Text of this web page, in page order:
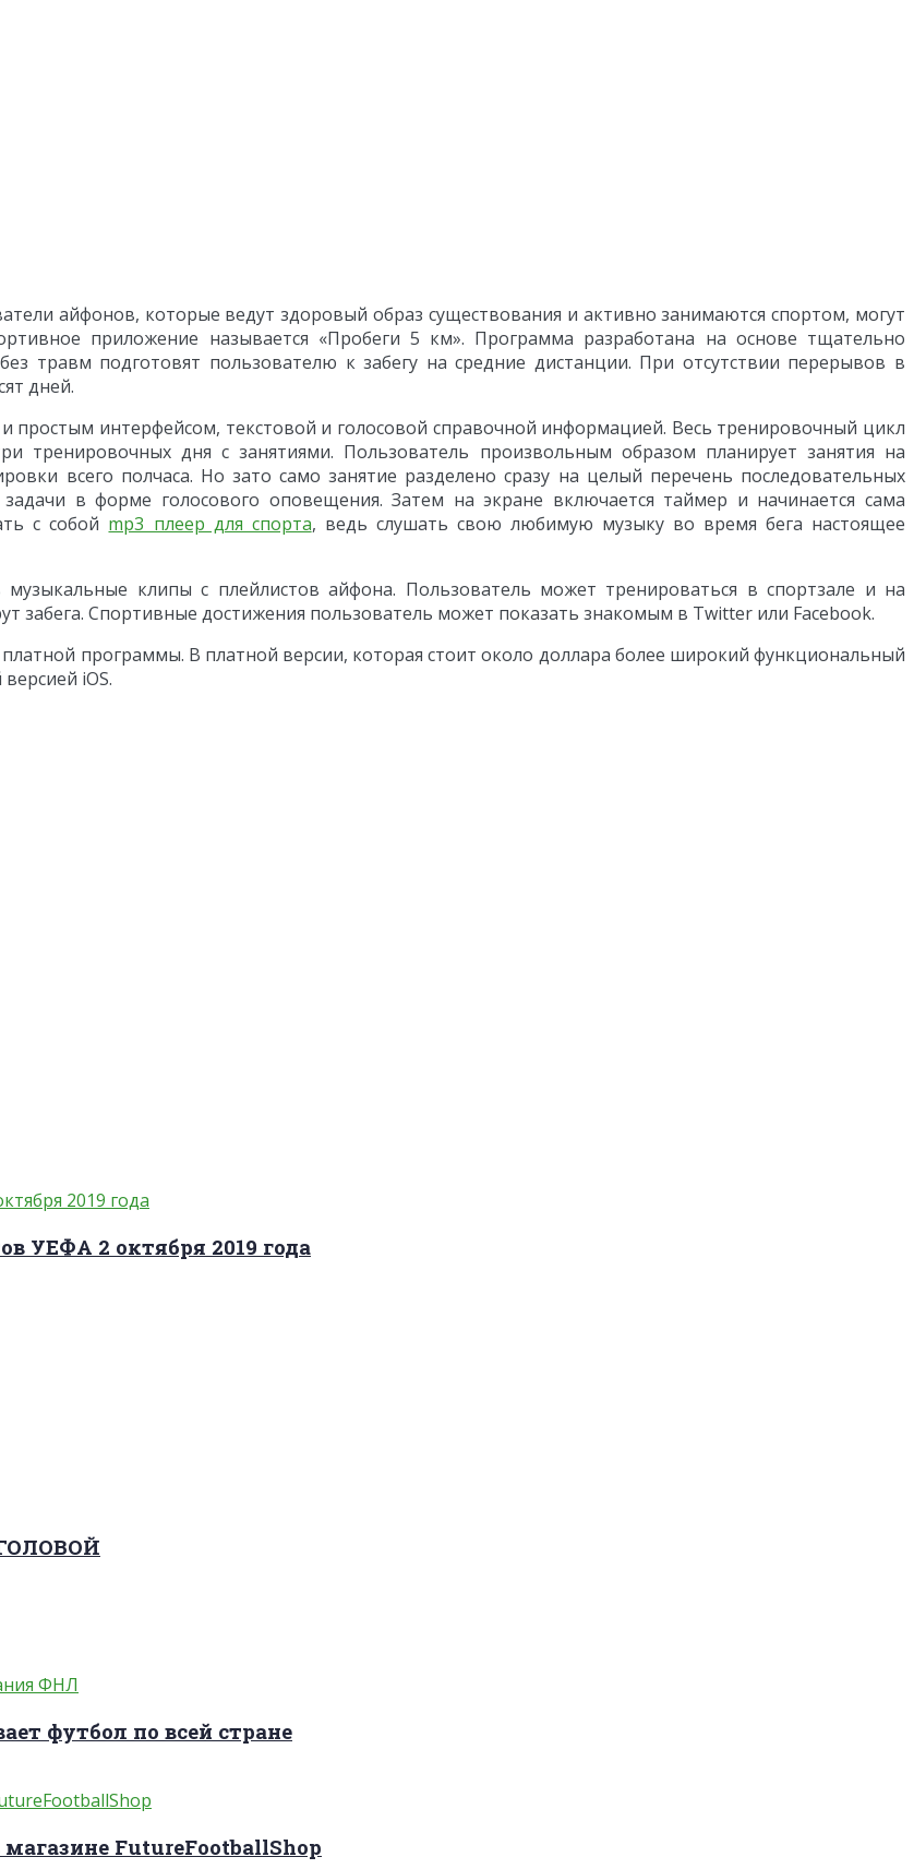
айфонов, которые ведут здоровый образ существования и активно занимаются спортом, могут
приложение называется «Пробеги 5 км». Программа разработана на основе тщательно
травм подготовят пользователю к забегу на средние дистанции. При отсутствии перерывов в
дней.
интерфейсом, текстовой и голосовой справочной информацией. Весь тренировочный цикл
тренировочных дня с занятиями. Пользователь произвольным образом планирует занятия на
всего полчаса. Но зато само занятие разделено сразу на целый перечень последовательных
в форме голосового оповещения. Затем на экране включается таймер и начинается сама
с собой mp3 плеер для спорта, ведь слушать свою любимую музыку во время бега настоящее
клипы с плейлистов айфона. Пользователь может тренироваться в спортзале и на
забега. Спортивные достижения пользователь может показать знакомым в Twitter или Facebook.
программы. В платной версии, которая стоит около доллара более широкий функциональный
iOS.
УЕФА 2 октября 2019 года
футбол по всей стране
FutureFootballShop